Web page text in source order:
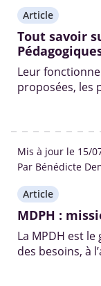
Article
Tout savoir
Leur
proposées, les
Mis à jour le 15/
Par Bénédicte
Article
MDPH :
La MPDH est
des besoins, à
aides et droits